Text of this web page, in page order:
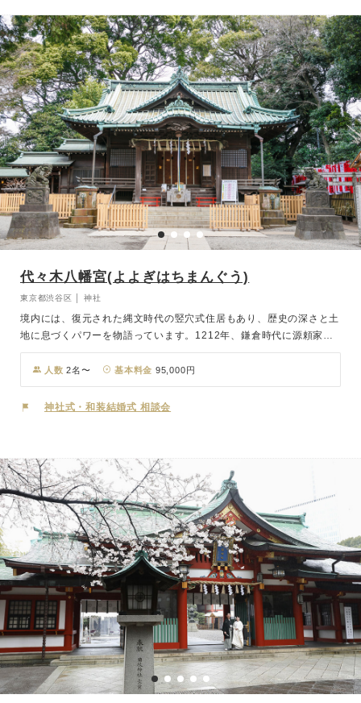
格式ある神社で、おふたりと参列者の皆さまの心にいつまでも刻まれ
る本格神前挙式が叶います。
代々木八幡宮(よよぎはちまんぐう)
東京都渋谷区 │ 神社
境内には、復元された縄文時代の竪穴式住居もあり、歴史の深さと土
地に息づくパワーを物語っています。1212年、鎌倉時代に源頼家公
に由縁の深い武士、荒井外記智明（あらいげきともあきら）によって
創建されたのが始まりで、厄除開運の神様として名高い八幡様（応神
天皇）をお祀りしています。パワースポットとしても知られる代々木
八幡宮は、神秘的な雰囲気の中で執り行われる格式高い結婚式も人
くの参列の方々にも喜ばれています。
人数 2名〜 基本料金 95,000円
神社式・和装結婚式 相談会